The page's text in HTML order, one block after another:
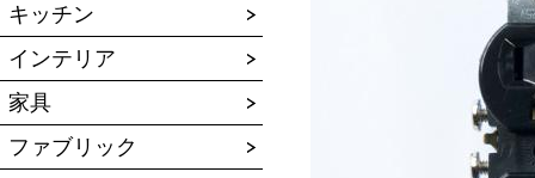
キッチン
インテリア
家具
ファブリック